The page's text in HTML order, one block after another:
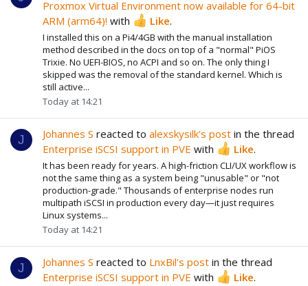
Proxmox Virtual Environment now available for 64-bit
ARM (arm64)! with Like.
I installed this on a Pi4/4GB with the manual installation
method described in the docs on top of a "normal" PiOS
Trixie. No UEFI-BIOS, no ACPI and so on. The only thing I
skipped was the removal of the standard kernel. Which is
still active...
Today at 14:21
J Johannes S reacted to alexskysilk's post in the thread
Enterprise iSCSI support in PVE with Like.
It has been ready for years. A high-friction CLI/UX workflow is
not the same thing as a system being "unusable" or "not
production-grade." Thousands of enterprise nodes run
multipath iSCSI in production every day—it just requires
Linux systems...
Today at 14:21
J Johannes S reacted to LnxBil's post in the thread
Enterprise iSCSI support in PVE with Like.